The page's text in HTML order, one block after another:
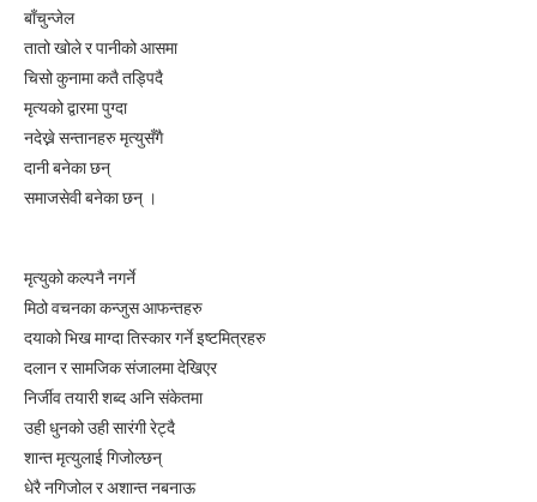
बाँचुन्जेल
तातो खोले र पानीको आसमा
चिसो कुनामा कतै तड्पिदै
मृत्यको द्वारमा पुग्दा
नदेख्ने सन्तानहरु मृत्युसँगै
दानी बनेका छन्
समाजसेवी बनेका छन् ।
मृत्युको कल्पनै नगर्ने
मिठो वचनका कन्जुस आफन्तहरु
दयाको भिख माग्दा तिस्कार गर्ने इष्टमित्रहरु
दलान र सामजिक संजालमा देखिएर
निर्जीव तयारी शब्द अनि संकेतमा
उही धुनको उही सारंगी रेट्दै
शान्त मृत्युलाई गिजोल्छन्
धेरै नगिजोल र अशान्त नबनाऊ